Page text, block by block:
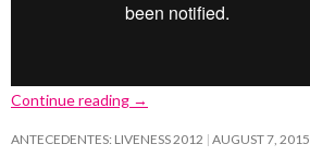
Continue reading →
ANTECEDENTES: LIVENESS 2012 AUGUST 7, 2015